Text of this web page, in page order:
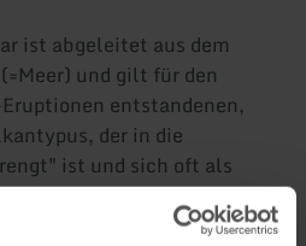
ist abgeleitet aus dem
und gilt für den
entstandenen,
der in die
ist und sich oft als